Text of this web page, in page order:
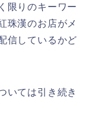
限りのキーワー
珠漢のお店がメ
信しているかど
いては引き続き